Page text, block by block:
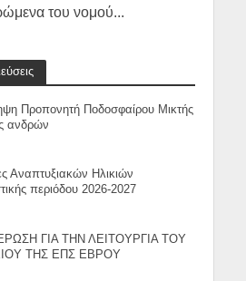
του νομού...
Προπονητή Ποδοσφαίρου Μικτής
ανδρών
Αναπτυξιακών Ηλικιών
περιόδου 2026-2027
ΓΙΑ ΤΗΝ ΛΕΙΤΟΥΡΓΙΑ ΤΟΥ
ΤΗΣ ΕΠΣ ΕΒΡΟΥ